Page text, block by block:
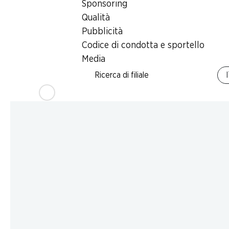
Sponsoring
Qualità
Pubblicità
Codice di condotta e sportello
Media
Ricerca di filiale